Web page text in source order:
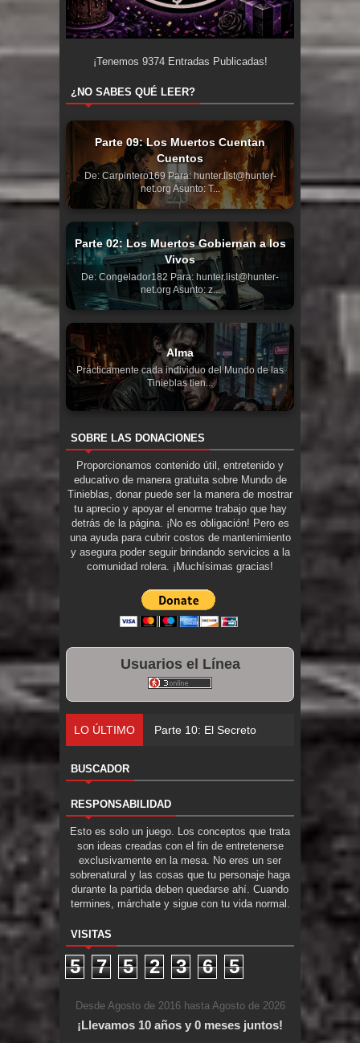
¡Tenemos 9374Entradas Publicadas!
¿NO SABES QUÉ LEER?
Parte 09: Los Muertos Cuentan
Cuentos
De: Carpintero169 Para: hunter.list@hunter-
net.org Asunto: T...
Parte 02: Los Muertos Gobiernan a los
Vivos
De: Congelador182 Para: hunter.list@hunter-
net.org Asunto: z...
Alma
Prácticamente cada individuo del Mundo de las
Tinieblas tien...
SOBRE LAS DONACIONES
Proporcionamos contenido útil, entretenido y
educativo de manera gratuita sobre Mundo de
Tinieblas, donar puede ser la manera de mostrar
tu aprecio y apoyar el enorme trabajo que hay
detrás de la página. ¡No es obligación! Pero es
una ayuda para cubrir costos de mantenimiento
y asegura poder seguir brindando servicios a la
comunidad rolera. ¡Muchísimas gracias!
Usuarios el Línea
LO ÚLTIMO Parte 10: El Secreto
BUSCADOR
RESPONSABILIDAD
Esto es solo un juego. Los conceptos que trata
son ideas creadas con el fin de entretenerse
exclusivamente en la mesa. No eres un ser
sobrenatural y las cosas que tu personaje haga
durante la partida deben quedarse ahí. Cuando
termines, márchate y sigue con tu vida normal.
VISITAS
5 7 5 2 3 6 5
Desde Agosto de 2016 hasta Agosto de 2026
¡Llevamos 10 años y 0 meses juntos!